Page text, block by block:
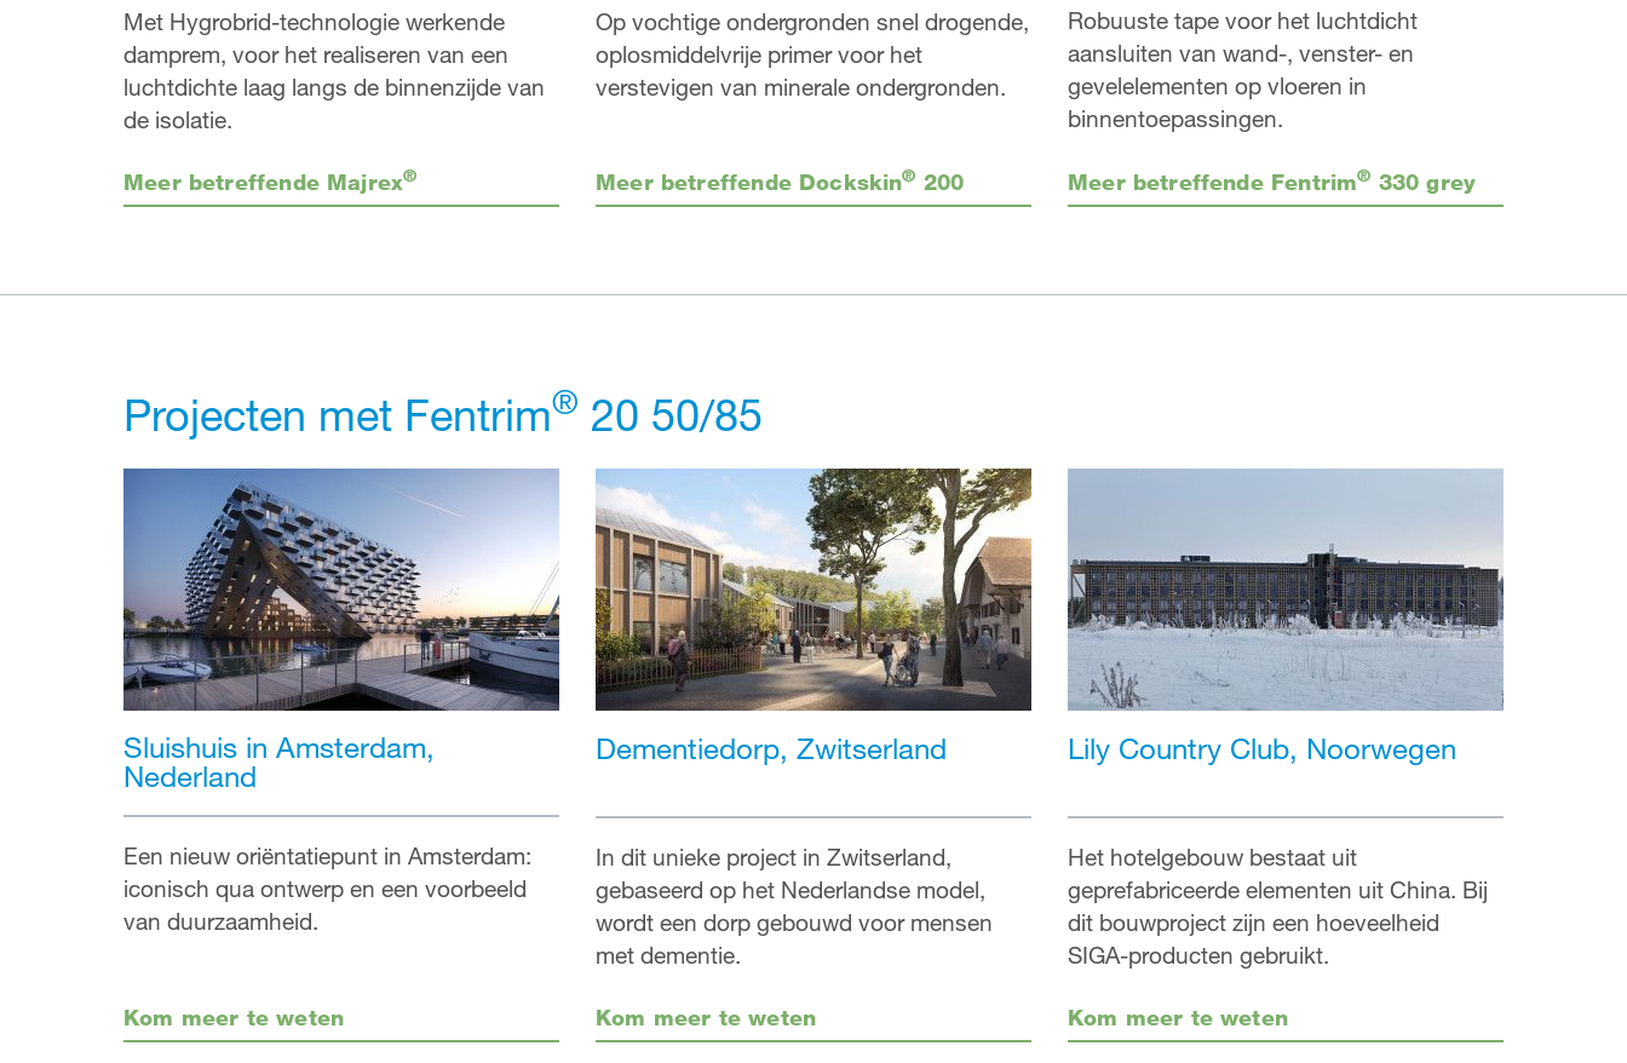
Met Hygrobrid-technologie werkende
damprem, voor het realiseren van een
luchtdichte laag langs de binnenzijde van
de isolatie.
Meer betreffende Majrex®
Op vochtige ondergronden snel drogende,
oplosmiddelvrije primer voor het
verstevigen van minerale ondergronden.
Meer betreffende Dockskin® 200
Robuuste tape voor het luchtdicht
aansluiten van wand-, venster- en
gevelelementen op vloeren in
binnentoepassingen.
Meer betreffende Fentrim® 330 grey
Projecten met Fentrim® 20 50/85
Sluishuis in Amsterdam,
Nederland
Een nieuw oriëntatiepunt in Amsterdam:
iconisch qua ontwerp en een voorbeeld
van duurzaamheid.
Kom meer te weten
Dementiedorp, Zwitserland
In dit unieke project in Zwitserland,
gebaseerd op het Nederlandse model,
wordt een dorp gebouwd voor mensen
met dementie.
Kom meer te weten
Lily Country Club, Noorwegen
Het hotelgebouw bestaat uit
geprefabriceerde elementen uit China. Bij
dit bouwproject zijn een hoeveelheid
SIGA-producten gebruikt.
Kom meer te weten